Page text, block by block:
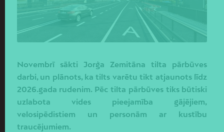
Novembrī sākti Jorģa Zemitāna tilta pārbūves
darbi, un plānots, ka tilts varētu tikt atjaunots līdz
2026.gada rudenim. Pēc tilta pārbūves tiks būtiski
uzlabota vides pieejamība gājējiem,
velosipēdistiem un personām ar kustību
traucējumiem.